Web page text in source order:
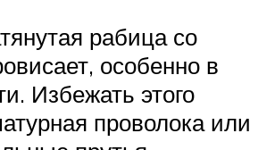
рабица со
особенно в
Избежать этого
проволока или